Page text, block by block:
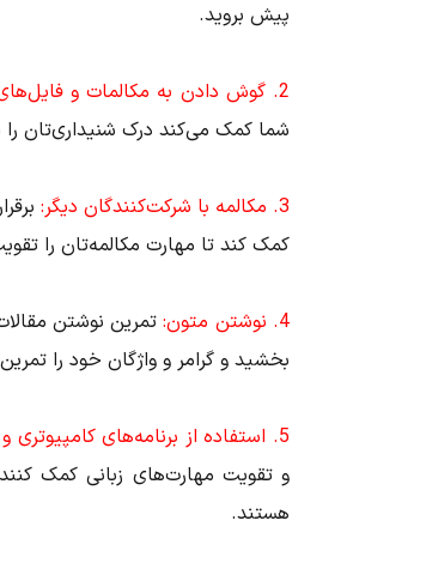
پیش بروید.
2. گوش دادن به مکالمات و
شما کمک می‌کند درک شنیداری‌تان
3. مکالمه با شرکت‌کنندگان دیگر:
کمک کند تا مهارت مکالمه‌تان را
4. نوشتن متون:
تمرین نوشتن
بخشید و گرامر و واژگان خود را
5. استفاده از برنامه‌های کامپیوتری و تکنولوژی:
و تقویت مهارت‌های زبانی کمک
هستند.